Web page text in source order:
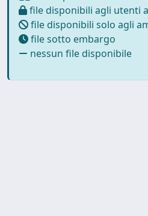
file disponibili agli utenti
file disponibili solo agli
file sotto embargo
nessun file disponibile